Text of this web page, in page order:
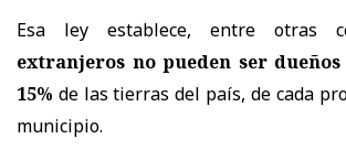
Esa ley establece, entre otras
extranjeros no pueden ser
15% de las tierras del país, de cada
municipio.